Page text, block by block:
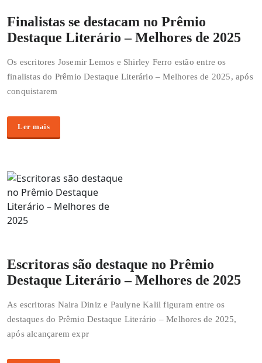
Finalistas se destacam no Prêmio
Destaque Literário – Melhores de 2025
Os escritores Josemir Lemos e Shirley Ferro estão entre os
finalistas do Prêmio Destaque Literário – Melhores de 2025, após
conquistarem
Ler mais
Escritoras são destaque no Prêmio
Destaque Literário – Melhores de 2025
As escritoras Naira Diniz e Paulyne Kalil figuram entre os
destaques do Prêmio Destaque Literário – Melhores de 2025,
após alcançarem expr